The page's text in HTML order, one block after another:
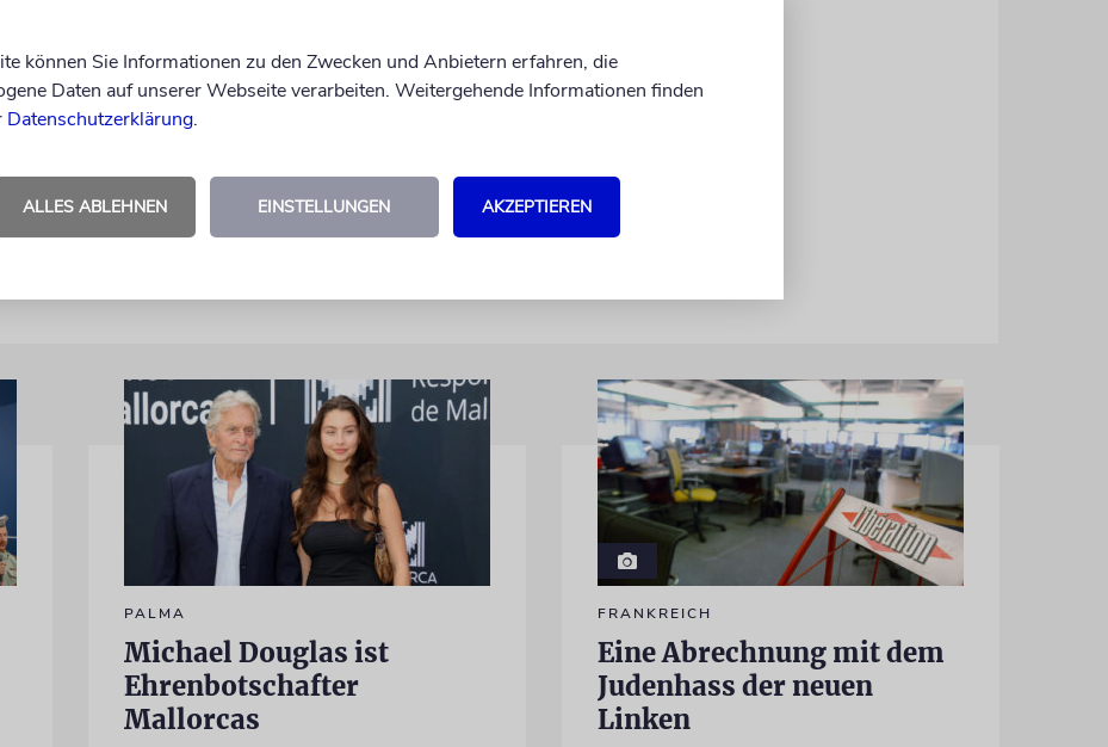
(1908-1974) während des Zweiten Weltkriegs unternommen. Er
seinem Werk bei Krakau mehr als 1000 angestellte jüdische
wurde durch Steven Spielbergs Film »Schindlers Liste« (1993)
Publikum bekannt.kna
PALMA
Michael Douglas ist
Ehrenbotschafter
Mallorcas
FRANKREICH
Eine Abrechnung mit dem
Judenhass der neuen
Linken
können Sie Informationen zu den Zwecken und Anbietern erfahren, die
Daten auf unserer Webseite verarbeiten. Weitergehende Informationen finden
Datenschutzerklärung.
ALLES ABLEHNEN EINSTELLUNGEN AKZEPTIEREN